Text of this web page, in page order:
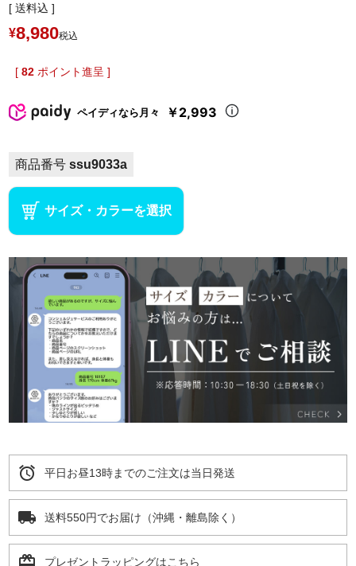
送料込
¥8,980税込
[ 82 ポイント進呈 ]
ペイディなら月々 ￥2,993
商品番号 ssu9033a
サイズ・カラーを選択
alarm 平日お昼13時までのご注文は当日発送
local_shipping 送料550円でお届け（沖縄・離島除く）
card_giftcard プレゼントラッピングはこちら